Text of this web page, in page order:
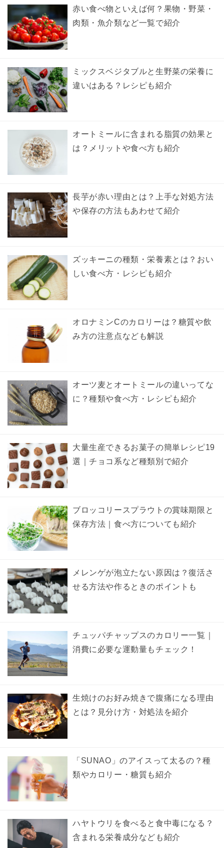
赤い食べ物といえば何？果物・野菜・
肉類・魚介類など一覧で紹介
ミックスベジタブルと生野菜の栄養に
違いはある？レシピも紹介
オートミールに含まれる脂質の効果と
は？メリットや食べ方も紹介
長芋が赤い理由とは？上手な対処方法
や保存の方法もあわせて紹介
ズッキーニの種類・栄養素とは？おい
しい食べ方・レシピも紹介
オロナミンCのカロリーは？糖質や飲
み方の注意点なども解説
オーツ麦とオートミールの違いってな
に？種類や食べ方・レシピも紹介
大量生産できるお菓子の簡単レシピ19
選｜チョコ系など種類別で紹介
ブロッコリースプラウトの賞味期限と
保存方法｜食べ方についても紹介
メレンゲが泡立たない原因は？復活さ
せる方法や作るときのポイントも
チュッパチャップスのカロリー一覧｜
消費に必要な運動量もチェック！
生焼けのお好み焼きで腹痛になる理由
とは？見分け方・対処法を紹介
「SUNAO」のアイスって太るの？種
類やカロリー・糖質も紹介
ハヤトウリを食べると食中毒になる？
含まれる栄養成分なども紹介